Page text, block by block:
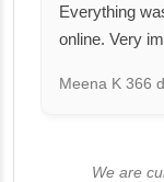
Everything
online. Very
Meena K 366
We are